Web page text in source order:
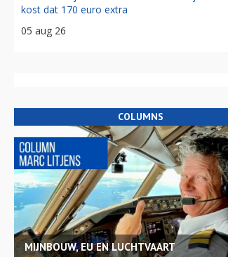
kost dat 170 euro extra
05 aug 26
COLUMNS
MIJNBOUW, EU EN LUCHTVAART